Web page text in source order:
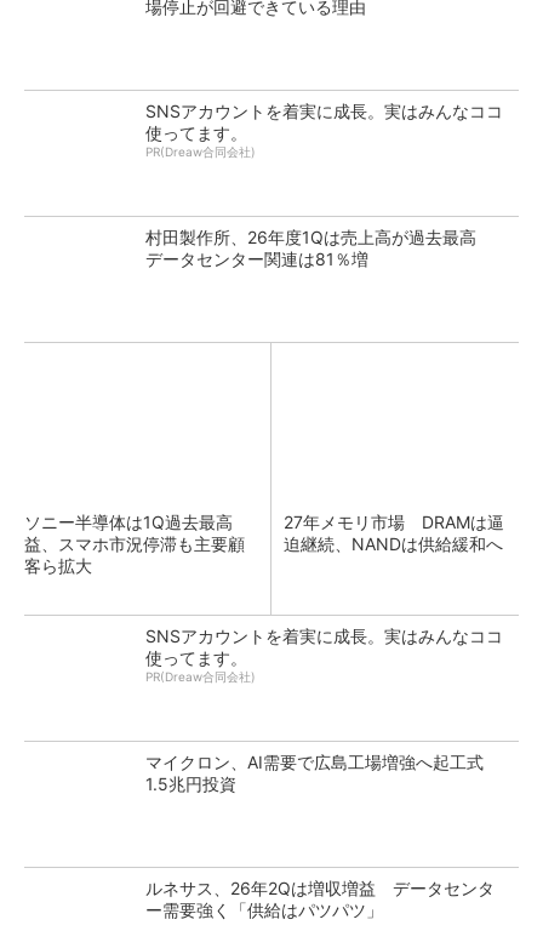
場停止が回避できている理由
SNSアカウントを着実に成長。実はみんなココ
使ってます。
PR(Dreaw合同会社)
村田製作所、26年度1Qは売上高が過去最高
データセンター関連は81％増
ソニー半導体は1Q過去最高
益、スマホ市況停滞も主要顧
客ら拡大
27年メモリ市場 DRAMは逼
迫継続、NANDは供給緩和へ
SNSアカウントを着実に成長。実はみんなココ
使ってます。
PR(Dreaw合同会社)
マイクロン、AI需要で広島工場増強へ起工式
1.5兆円投資
ルネサス、26年2Qは増収増益 データセンタ
ー需要強く「供給はパツパツ」